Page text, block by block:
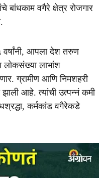
बांधकाम वगैरे क्षेत्र रोजगार
आपला देश तरुण
लोकसंख्या लाभांश
ग्रामीण आणि निमशहरी
झाली आहे. त्यांची उत्पन्नं कमी
कर्मकांड वगैरेकडे